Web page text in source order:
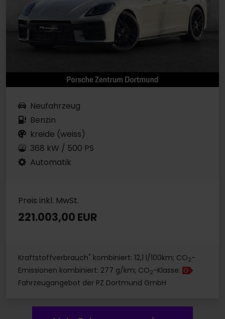
Neufahrzeug
Benzin
kreide (weiss)
368 kW / 500 PS
Automatik
Preis inkl. MwSt.
221.003,00 EUR
Kraftstoffverbrauch* kombiniert: 12,1 l/100km; CO2-
Emissionen kombiniert: 277 g/km; CO2-Klasse: G
Fahrzeugangebot der PZ Dortmund GmbH